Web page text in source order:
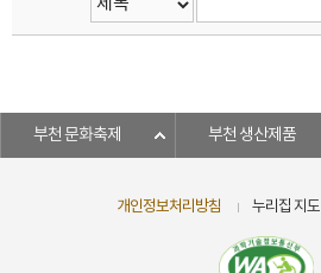
부천 문화축제 부천 생산제품
개인정보처리방침 누리집 지도